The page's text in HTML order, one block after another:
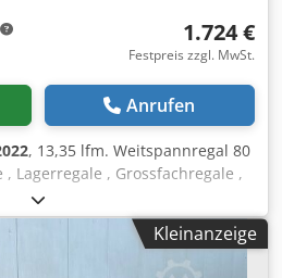
1.724 €
Festpreis zzgl. MwSt.
Anrufen
, 13,35 lfm. Weitspannregal 80
Lagerregale , Grossfachregale ,
, Kleinteilelager Daten : -
ca. 80 cm - Länge : ca. 13,35 lfm
aus: - 08 x Rahmen ca. 200 x 80
ca. 185 cm. - 28 x
Kleinanzeige